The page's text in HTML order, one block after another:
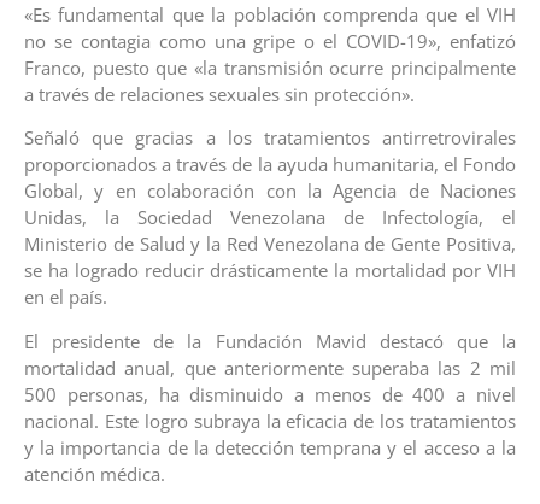
«Es fundamental que la población comprenda que el VIH
no se contagia como una gripe o el COVID-19», enfatizó
Franco, puesto que «la transmisión ocurre principalmente
a través de relaciones sexuales sin protección».
Señaló que gracias a los tratamientos antirretrovirales
proporcionados a través de la ayuda humanitaria, el Fondo
Global, y en colaboración con la Agencia de Naciones
Unidas, la Sociedad Venezolana de Infectología, el
Ministerio de Salud y la Red Venezolana de Gente Positiva,
se ha logrado reducir drásticamente la mortalidad por VIH
en el país.
El presidente de la Fundación Mavid destacó que la
mortalidad anual, que anteriormente superaba las 2 mil
500 personas, ha disminuido a menos de 400 a nivel
nacional. Este logro subraya la eficacia de los tratamientos
y la importancia de la detección temprana y el acceso a la
atención médica.